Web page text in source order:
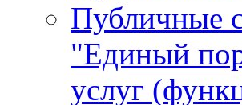
Публичные
"Единый
услуг